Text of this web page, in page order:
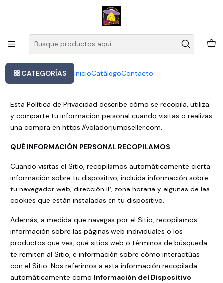
CATEGORÍAS InicioCatálogoContacto
Este es el texto del slide
Política de privacidad
Esta Política de Privacidad describe cómo se recopila, utiliza
y comparte tu información personal cuando visitas o realizas
una compra en https://volador.jumpseller.com.
QUÉ INFORMACIÓN PERSONAL RECOPILAMOS
Cuando visitas el Sitio, recopilamos automáticamente cierta
información sobre tu dispositivo, incluida información sobre
tu navegador web, dirección IP, zona horaria y algunas de las
cookies que están instaladas en tu dispositivo.
Además, a medida que navegas por el Sitio, recopilamos
información sobre las páginas web individuales o los
productos que ves, qué sitios web o términos de búsqueda
te remiten al Sitio, e información sobre cómo interactúas
con el Sitio. Nos referimos a esta información recopilada
automáticamente como Información del Dispositivo